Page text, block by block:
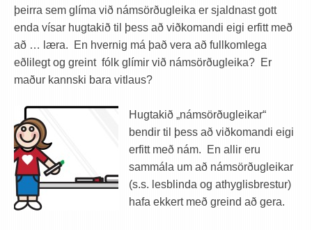
þeirra sem glíma við námsörðugleika er sjaldnast gott
enda vísar hugtakið til þess að viðkomandi eigi erfitt með
að … læra. En hvernig má það vera að fullkomlega
eðlilegt og greint fólk glímir við námsörðugleika? Er
maður kannski bara vitlaus?
Hugtakið „námsörðugleikar“
bendir til þess að viðkomandi eigi
erfitt með nám. En allir eru
sammála um að námsörðugleikar
(s.s. lesblinda og athyglisbrestur)
hafa ekkert með greind að gera.